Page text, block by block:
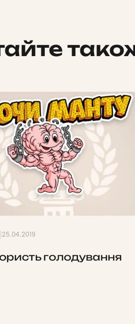
25.04.2019
голодування